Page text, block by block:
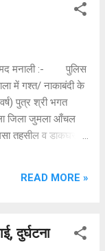
देने वाले इसके अन्य
कुल्लू में पेश किया
न्यायिक हिरासत
कल दिनांक
आरोपी की शिनाख्त
मनाली :- पुलिस
में गश्त/ नाकाबंदी के
पुत्र श्री भगत
जिला जुमला आँचल
तहसील व डाकघर
करके गिरफ्तार
READ MORE »
दुर्घटना